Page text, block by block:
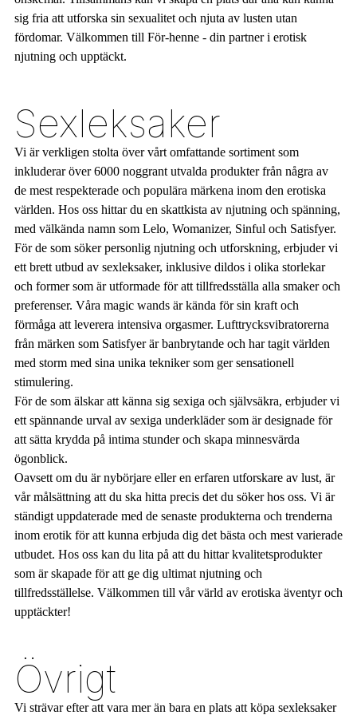
sig fria att utforska sin sexualitet och njuta av lusten utan
fördomar. Välkommen till För-henne - din partner i erotisk
njutning och upptäckt.
Sexleksaker
Vi är verkligen stolta över vårt omfattande sortiment som
inkluderar över 6000 noggrant utvalda produkter från några av
de mest respekterade och populära märkena inom den erotiska
världen. Hos oss hittar du en skattkista av njutning och spänning,
med välkända namn som Lelo, Womanizer, Sinful och Satisfyer.
För de som söker personlig njutning och utforskning, erbjuder vi
ett brett utbud av sexleksaker, inklusive dildos i olika storlekar
och former som är utformade för att tillfredsställa alla smaker och
preferenser. Våra magic wands är kända för sin kraft och
förmåga att leverera intensiva orgasmer. Lufttrycksvibratorerna
från märken som Satisfyer är banbrytande och har tagit världen
med storm med sina unika tekniker som ger sensationell
stimulering.
För de som älskar att känna sig sexiga och självsäkra, erbjuder vi
ett spännande urval av sexiga underkläder som är designade för
att sätta krydda på intima stunder och skapa minnesvärda
ögonblick.
Oavsett om du är nybörjare eller en erfaren utforskare av lust, är
vår målsättning att du ska hitta precis det du söker hos oss. Vi är
ständigt uppdaterade med de senaste produkterna och trenderna
inom erotik för att kunna erbjuda dig det bästa och mest varierade
utbudet. Hos oss kan du lita på att du hittar kvalitetsprodukter
som är skapade för att ge dig ultimat njutning och
tillfredsställelse. Välkommen till vår värld av erotiska äventyr och
upptäckter!
Övrigt
Vi strävar efter att vara mer än bara en plats att köpa sexleksaker